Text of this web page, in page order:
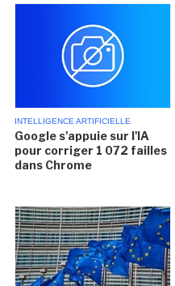
INTELLIGENCE ARTIFICIELLE
Google s'appuie sur l'IA
pour corriger 1 072 failles
dans Chrome